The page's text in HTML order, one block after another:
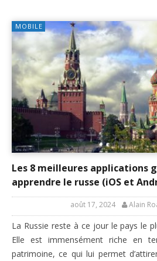
MOBILE
Les 8 meilleures applications
apprendre le russe (iOS et
août 17, 2024 Alain
La Russie reste à ce jour le pays le
Elle est immensément riche en
patrimoine, ce qui lui permet